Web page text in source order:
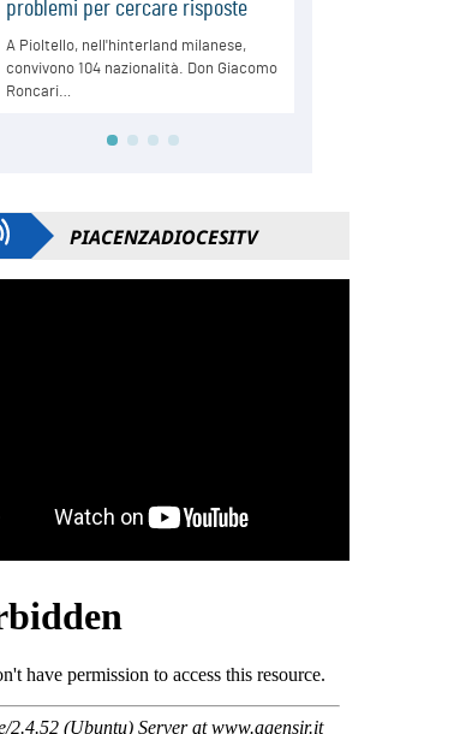
PIACENZADIOCESITV